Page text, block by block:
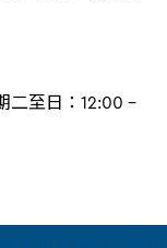
二至日：12:00 -